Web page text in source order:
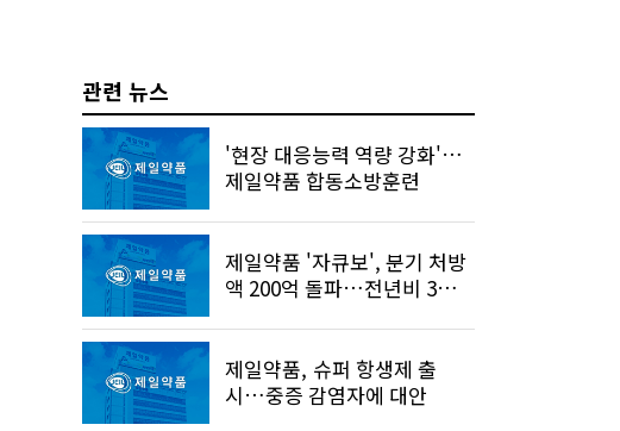
관련 뉴스
'현장 대응능력 역량 강화'…
제일약품 합동소방훈련
제일약품 '자큐보', 분기 처방
액 200억 돌파…전년비 3배
제일약품, 슈퍼 항생제 출
시…중증 감염자에 대안